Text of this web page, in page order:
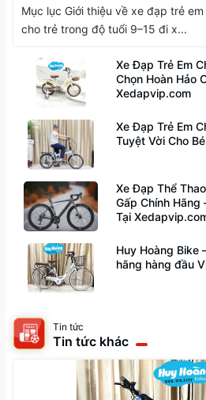
Mục lục Giới thiệu về xe đạp trẻ
cho trẻ trong độ tuổi 9–15 đi x...
Xe Đạp Trẻ Em
Chọn Hoàn Hảo
Xedapvip.com
Xe Đạp Trẻ Em
Tuyệt Vời Cho
Xe Đạp Thể
Gấp Chính Hãng
Tại
Huy Hoàng Bike
hãng hàng đầu
Tin tức
Tin tức khác